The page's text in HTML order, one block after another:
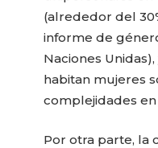
(alrededor del
informe de
Naciones
habitan mujeres
complejidades
Por otra parte, la